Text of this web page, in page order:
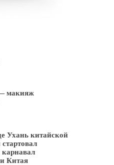
макияж
Ухань китайской
Китая